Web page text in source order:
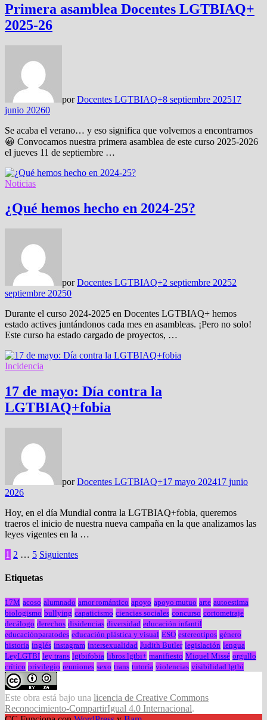
Primera asamblea Docentes LGTBIAQ+
2025-26
porDocentes LGTBIAQ+8 septiembre 202517
junio 20260
Se acaba el verano… y eso significa que volvemos a encontrarnos
😀 Convocamos nuestra primera asamblea de este curso 2025-2026
el jueves 11 de septiembre …
Noticias
¿Qué hemos hecho en 2024-25?
porDocentes LGTBIAQ+2 septiembre 20252
septiembre 20250
Durante el curso 2024-2025 en Docentes LGTBIAQ+ hemos
estado actives juntándonos cada mes en asambleas. ¡Pero no solo!
Este curso ha estado cargado de proyectos, …
Incidencia
17 de mayo: Día contra la
LGTBIAQ+fobia
porDocentes LGTBIAQ+17 mayo 202417 junio
2026
Hoy, en el día Mundial contra la LGTBIAQ+fobia, queremos
traeros el inicio de nuestra nueva campaña en la que analizamos las
leyes vigentes en la …
Paginación
de
1 2 … 5 Siguientes
Etiquetas
17M acoso alumnado amor romántico apoyo apoyo mutuo arte autoestima
biologismo bullying capaticismo ciencias sociales concurso cortometraje
decálogo derechos disidencias diversidad educación infantil
educaciónparatodes educación plástica y visual ESO estereotipos género
historia inglés instagram intersexualidad Judith Butler legislación lengua
LeyLGTBI ley trans lgtbifobia libros lgtbi+ manifiesto Miquel Missé orgullo
crítico privilegio reuniones sexo trans tutoría violencias visibilidad lgtbi
Este obra está bajo una licencia de Creative Commons
Reconocimiento-CompartirIgual 4.0 Internacional.